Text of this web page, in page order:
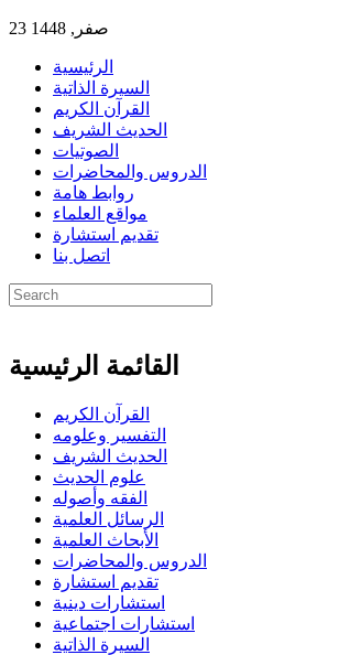
23 صفر, 1448
الرئيسية
السيرة الذاتية
القرآن الكريم
الحديث الشريف
الصوتيات
الدروس والمحاضرات
روابط هامة
مواقع العلماء
تقديم استشارة
اتصل بنا
القائمة الرئيسية
القرآن الكريم
التفسير وعلومه
الحديث الشريف
علوم الحديث
الفقه وأصوله
الرسائل العلمية
الأبحاث العلمية
الدروس والمحاضرات
تقديم استشارة
استشارات دينية
استشارات اجتماعية
السيرة الذاتية